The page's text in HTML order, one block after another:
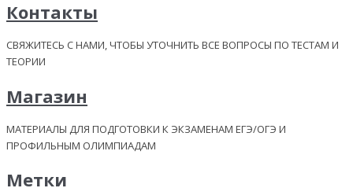
Контакты
СВЯЖИТЕСЬ С НАМИ, ЧТОБЫ УТОЧНИТЬ ВСЕ ВОПРОСЫ ПО ТЕСТАМ И
ТЕОРИИ
Магазин
МАТЕРИАЛЫ ДЛЯ ПОДГОТОВКИ К ЭКЗАМЕНАМ ЕГЭ/ОГЭ И
ПРОФИЛЬНЫМ ОЛИМПИАДАМ
Метки